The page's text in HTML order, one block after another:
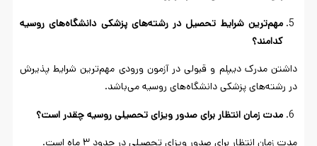
مهم‌ترین شرایط تحصیل در رشته‌های پزشکی دانشگاه‌های روسیه
کدامند؟
داشتن مدرک دیپلم و قبولی در آزمون ورودی مهم‌ترین شرایط پذیرش
در رشته‌های پزشکی دانشگاه‌های روسیه می‌باشد.
مدت زمان انتظار برای صدور ویزای تحصیلی روسیه چقدر است؟
مدت زمان انتظار برای صدور ویزای تحصیلی در حدود ۳ ماه است.